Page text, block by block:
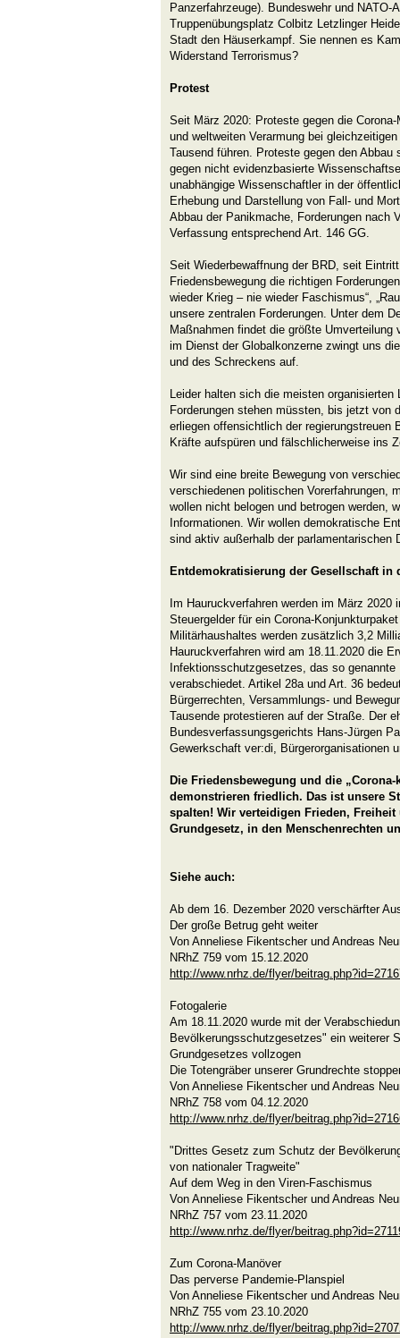
Panzerfahrzeuge). Bundeswehr und NATO-
Truppenübungsplatz Colbitz Letzlinger
Stadt den Häuserkampf. Sie nennen es
Widerstand Terrorismus?
Protest
Seit März 2020: Proteste gegen die
und weltweiten Verarmung bei
Tausend führen. Proteste gegen den
gegen nicht evidenzbasierte
unabhängige Wissenschaftler in der
Erhebung und Darstellung von Fall- und
Abbau der Panikmache, Forderungen nach
Verfassung entsprechend Art. 146 GG.
Seit Wiederbewaffnung der BRD, seit
Friedensbewegung die richtigen
wieder Krieg – nie wieder Faschismus“,
unsere zentralen Forderungen. Unter dem
Maßnahmen findet die größte
im Dienst der Globalkonzerne zwingt uns
und des Schreckens auf.
Leider halten sich die meisten
Forderungen stehen müssten, bis jetzt von
erliegen offensichtlich der regierungstreuen
Kräfte aufspüren und fälschlicherweise ins
Wir sind eine breite Bewegung von
verschiedenen politischen Vorerfahrungen,
wollen nicht belogen und betrogen werden,
Informationen. Wir wollen demokratische
sind aktiv außerhalb der parlamentarischen
Entdemokratisierung der Gesellschaft in
Im Hauruckverfahren werden im März 2020
Steuergelder für ein Corona-
Militärhaushaltes werden zusätzlich 3,2
Hauruckverfahren wird am 18.11.2020 die
Infektionsschutzgesetzes, das so
verabschiedet. Artikel 28a und Art. 36
Bürgerrechten, Versammlungs- und
Tausende protestieren auf der Straße. Der
Bundesverfassungsgerichts Hans-Jürgen
Gewerkschaft ver:di, Bürgerorganisationen
Die Friedensbewegung und die
demonstrieren friedlich. Das ist unsere
spalten! Wir verteidigen Frieden,
Grundgesetz, in den Menschenrechten
Siehe auch:
Ab dem 16. Dezember 2020 verschärfter
Der große Betrug geht weiter
Von Anneliese Fikentscher und Andreas
NRhZ 759 vom 15.12.2020
http://www.nrhz.de/flyer/
Fotogalerie
Am 18.11.2020 wurde mit der
Bevölkerungsschutzgesetzes" ein weiterer
Grundgesetzes vollzogen
Die Totengräber unserer Grundrechte
Von Anneliese Fikentscher und Andreas
NRhZ 758 vom 04.12.2020
http://www.nrhz.de/flyer/
"Drittes Gesetz zum Schutz der
von nationaler Tragweite"
Auf dem Weg in den Viren-Faschismus
Von Anneliese Fikentscher und Andreas
NRhZ 757 vom 23.11.2020
http://www.nrhz.de/flyer/
Zum Corona-Manöver
Das perverse Pandemie-Planspiel
Von Anneliese Fikentscher und Andreas
NRhZ 755 vom 23.10.2020
http://www.nrhz.de/flyer/